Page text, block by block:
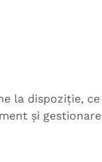
la dispoziție,
și